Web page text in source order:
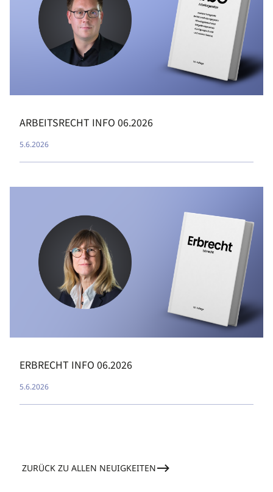
ARBEITSRECHT INFO 06.2026
5.6.2026
ERBRECHT INFO 06.2026
5.6.2026
ZURÜCK ZU ALLEN NEUIGKEITEN